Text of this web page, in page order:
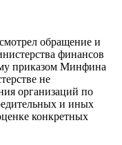
обращение и
финансов
приказом Минфина
не
организаций по
и иных
конкретных